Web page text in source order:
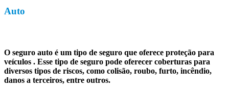
Auto
O seguro auto é um tipo de seguro que oferece proteção para
veículos . Esse tipo de seguro pode oferecer coberturas para
diversos tipos de riscos, como colisão, roubo, furto, incêndio,
danos a terceiros, entre outros.